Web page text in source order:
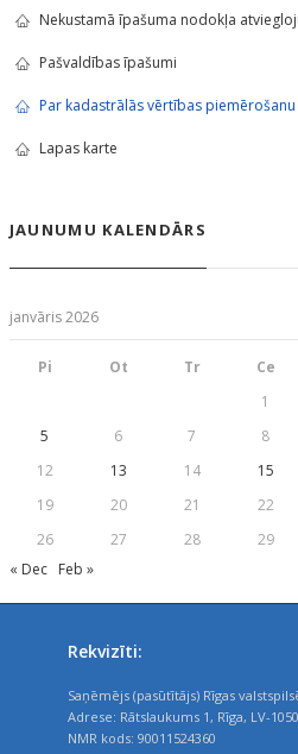
Nekustamā īpašuma nodokļa
Pašvaldības īpašumi
Par kadastrālās vērtības
Lapas karte
JAUNUMU KALENDĀRS
janvāris 2026
Pi Ot Tr Ce
1
5
6 7 8
12
13 14 15
19
20 21 22
26
27 28 29
« Dec Feb »
Rekvizīti:
Saņēmējs (pasūtītājs) Rīgas
Adrese: Rātslaukums 1, Rīga, LV-1050
NMR kods: 90011524360